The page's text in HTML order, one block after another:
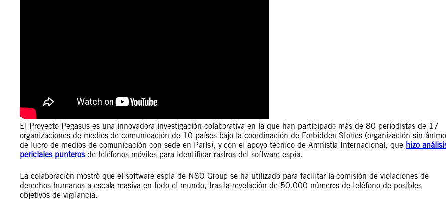
El Proyecto Pegasus es una innovadora investigación colaborativa en la que han participado más de 80 periodistas de 17
organizaciones de medios de comunicación de 10 países bajo la coordinación de Forbidden Stories (organización sin ánimo
de lucro de medios de comunicación con sede en París), y con el apoyo técnico de Amnistía Internacional, que hizo
periciales punterosde teléfonos móviles para identificar rastros del software espía.
La colaboración mostró que el software espía de NSO Group se ha utilizado para facilitar la comisión de violaciones de
derechos humanos a escala masiva en todo el mundo, tras la revelación de 50.000 números de teléfono de posibles
objetivos de vigilancia.